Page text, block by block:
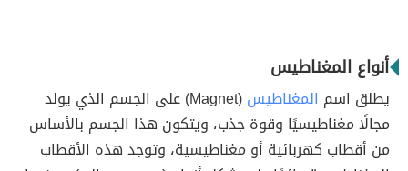
أنواع المغناطيس
يطلق اسم المغناطيس
(Magnet) على الجسم الذي يولد
مجالًا مغناطيسيًا وقوة جذب، ويتكون هذا الجسم بالأساس
من أقطاب كهربائية أو مغناطيسية، وتوجد هذه الأقطاب